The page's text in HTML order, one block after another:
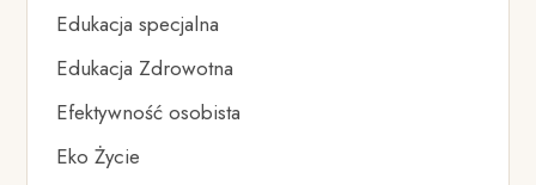
Edukacja specjalna
Edukacja Zdrowotna
Efektywność osobista
Eko Życie